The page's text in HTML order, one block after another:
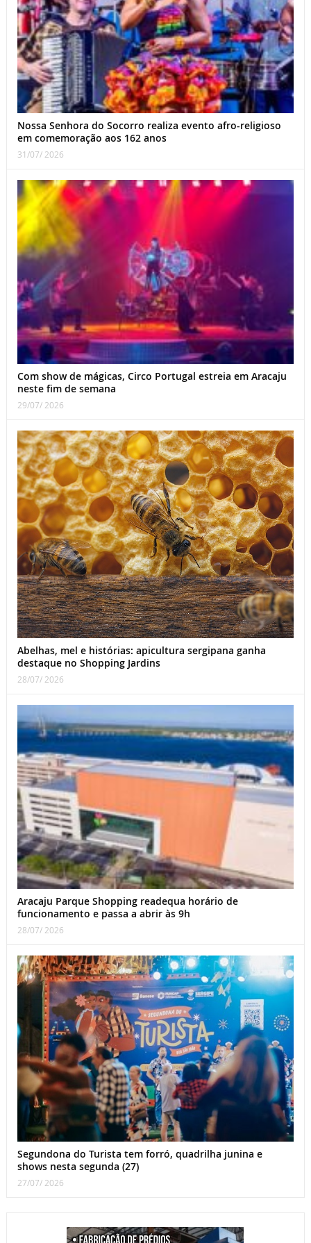
Nossa Senhora do Socorro realiza evento afro-religioso
em comemoração aos 162 anos
31/07/ 2026
Com show de mágicas, Circo Portugal estreia em Aracaju
neste fim de semana
29/07/ 2026
Abelhas, mel e histórias: apicultura sergipana ganha
destaque no Shopping Jardins
28/07/ 2026
Aracaju Parque Shopping readequa horário de
funcionamento e passa a abrir às 9h
28/07/ 2026
Segundona do Turista tem forró, quadrilha junina e
shows nesta segunda (27)
27/07/ 2026